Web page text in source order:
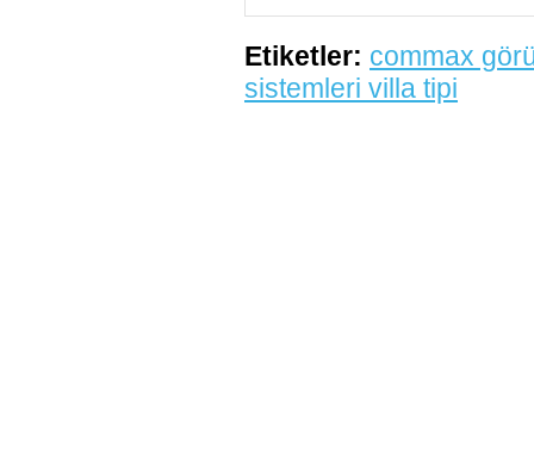
Etiketler: commax
sistemleri villa tipi